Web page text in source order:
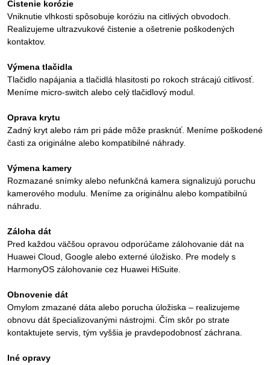
Čistenie korózie
Vniknutie vlhkosti spôsobuje koróziu na citlivých obvodoch.
Realizujeme ultrazvukové čistenie a ošetrenie poškodených
kontaktov.
Výmena tlačidla
Tlačidlo napájania a tlačidlá hlasitosti po rokoch strácajú citlivosť.
Meníme micro-switch alebo celý tlačidlový modul.
Oprava krytu
Zadný kryt alebo rám pri páde môže prasknúť. Meníme poškodené
časti za originálne alebo kompatibilné náhrady.
Výmena kamery
Rozmazané snímky alebo nefunkčná kamera signalizujú poruchu
kamerového modulu. Meníme za originálnu alebo kompatibilnú
náhradu.
Záloha dát
Pred každou väčšou opravou odporúčame zálohovanie dát na
Huawei Cloud, Google alebo externé úložisko. Pre modely s
HarmonyOS zálohovanie cez Huawei HiSuite.
Obnovenie dát
Omylom zmazané dáta alebo porucha úložiska – realizujeme
obnovu dát špecializovanými nástrojmi. Čím skôr po strate
kontaktujete servis, tým vyššia je pravdepodobnosť záchrana.
Iné opravy